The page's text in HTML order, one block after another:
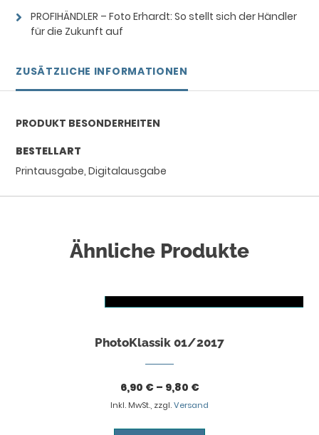
PROFIHÄNDLER – Foto Erhardt: So stellt sich der Händler
für die Zukunft auf
ZUSÄTZLICHE INFORMATIONEN
PRODUKT BESONDERHEITEN
BESTELLART
Printausgabe, Digitalausgabe
Ähnliche Produkte
Dieses Produkt weist mehrere Varianten auf. Die Optionen können auf der Produktseite gewählt werden
PhotoKlassik 01/2017
6,90 €– 9,80 €
Inkl. MwSt., zzgl.Versand